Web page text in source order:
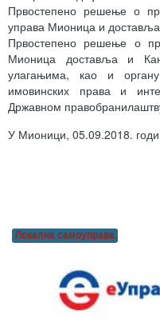
Првостепено решење о
управа Мионица и доставља
Првостепено решење о
Мионица доставља и
улагањима, као и
имовинских права и
Државном
У Мионици, 05.09.2018.
Локална самоуправа